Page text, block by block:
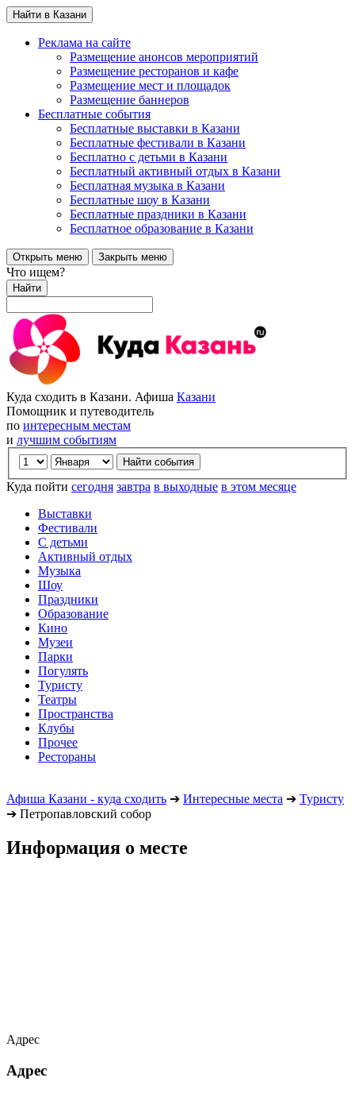
Найти в Казани
Реклама на сайте
Размещение анонсов мероприятий
Размещение ресторанов и кафе
Размещение мест и площадок
Размещение баннеров
Бесплатные события
Бесплатные выставки в Казани
Бесплатные фестивали в Казани
Бесплатно с детьми в Казани
Бесплатный активный отдых в Казани
Бесплатная музыка в Казани
Бесплатные шоу в Казани
Бесплатные праздники в Казани
Бесплатное образование в Казани
Открыть меню Закрыть меню
Что ищем?
Найти
Куда сходить в Казани. Афиша Казани
Помощник и путеводитель
по интересным местам
и лучшим событиям
Куда пойти сегодня завтра в выходные в этом месяце
Выставки
Фестивали
С детьми
Активный отдых
Музыка
Шоу
Праздники
Образование
Кино
Музеи
Парки
Погулять
Туристу
Театры
Пространства
Клубы
Прочее
Рестораны
Афиша Казани - куда сходить ➔ Интересные места ➔ Туристу
➔ Петропавловский собор
Информация о месте
Адрес
Адрес